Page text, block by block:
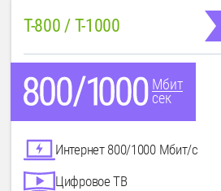
T-800 / T-1000
Мбит
сек
Интернет 800/1000 Мбит/с
Цифровое ТВ